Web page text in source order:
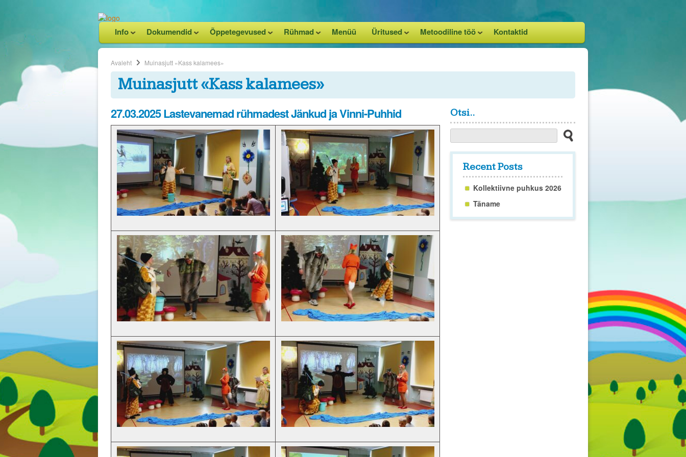
Info Dokumendid Õppetegevused Rühmad Menüü Üritused Metoodiline töö Kontaktid
Avaleht Muinasjutt «Kass kalamees»
Muinasjutt «Kass kalamees»
27.03.2025 Lastevanemad rühmadest Jänkud ja Vinni-Puhhid Otsi..
Recent Posts
Kollektiivne puhkus 2026
Täname